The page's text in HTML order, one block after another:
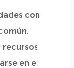
con
recursos
en el